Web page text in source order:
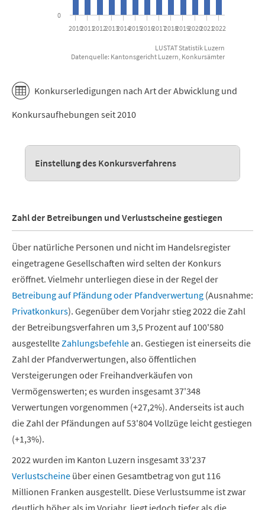
2010201120122013201420152016201720182019202020212022
0
LUSTAT Statistik Luzern
Datenquelle: Kantonsgericht Luzern, Konkursämter
Konkurserledigungen nach Art der Abwicklung und
Konkursaufhebungen seit 2010
Einstellung des Konkursverfahrens
Zahl der Betreibungen und Verlustscheine gestiegen
Über natürliche Personen und nicht im Handelsregister
eingetragene Gesellschaften wird selten der Konkurs
eröffnet. Vielmehr unterliegen diese in der Regel der
Betreibung auf Pfändung oder Pfandverwertung (Ausnahme:
Privatkonkurs). Gegenüber dem Vorjahr stieg 2022 die Zahl
der Betreibungsverfahren um 3,5 Prozent auf 100'580
ausgestellte Zahlungsbefehle an. Gestiegen ist einerseits die
Zahl der Pfandverwertungen, also öffentlichen
Versteigerungen oder Freihandverkäufen von
Vermögenswerten; es wurden insgesamt 37'348
Verwertungen vorgenommen (+27,2%). Anderseits ist auch
die Zahl der Pfändungen auf 53'804 Vollzüge leicht gestiegen
(+1,3%).
2022 wurden im Kanton Luzern insgesamt 33'237
Verlustscheine über einen Gesamtbetrag von gut 116
Millionen Franken ausgestellt. Diese Verlustsumme ist zwar
deutlich höher als im Vorjahr, liegt jedoch tiefer als die